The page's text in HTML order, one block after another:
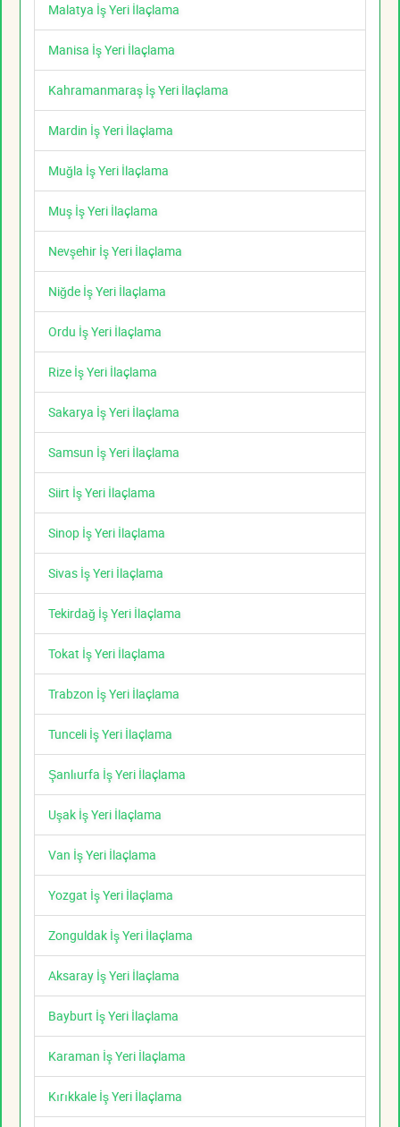
Malatya İş Yeri İlaçlama
Manisa İş Yeri İlaçlama
Kahramanmaraş İş Yeri İlaçlama
Mardin İş Yeri İlaçlama
Muğla İş Yeri İlaçlama
Muş İş Yeri İlaçlama
Nevşehir İş Yeri İlaçlama
Niğde İş Yeri İlaçlama
Ordu İş Yeri İlaçlama
Rize İş Yeri İlaçlama
Sakarya İş Yeri İlaçlama
Samsun İş Yeri İlaçlama
Siirt İş Yeri İlaçlama
Sinop İş Yeri İlaçlama
Sivas İş Yeri İlaçlama
Tekirdağ İş Yeri İlaçlama
Tokat İş Yeri İlaçlama
Trabzon İş Yeri İlaçlama
Tunceli İş Yeri İlaçlama
Şanlıurfa İş Yeri İlaçlama
Uşak İş Yeri İlaçlama
Van İş Yeri İlaçlama
Yozgat İş Yeri İlaçlama
Zonguldak İş Yeri İlaçlama
Aksaray İş Yeri İlaçlama
Bayburt İş Yeri İlaçlama
Karaman İş Yeri İlaçlama
Kırıkkale İş Yeri İlaçlama